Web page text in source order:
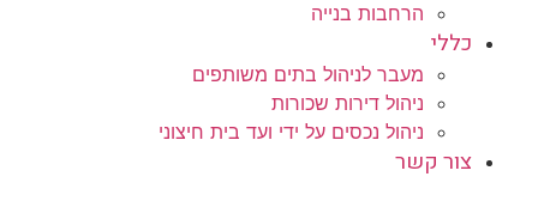
הרחבות בנייה
כללי
מעבר לניהול בתים משותפים
ניהול דירות שכורות
ניהול נכסים על ידי ועד בית חיצוני
צור קשר